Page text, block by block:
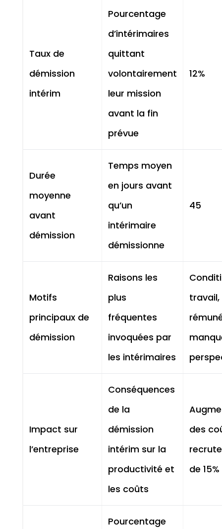
Taux de
démission
intérim
Pourcentage
d’intérimaires
quittant
volontairement
leur mission
avant la fin
prévue
12%
Durée
moyenne
avant
démission
Temps moyen
en jours avant
qu’un
intérimaire
démissionne
45
Motifs
principaux de
démission
Raisons les
plus
fréquentes
invoquées par
les intérimaires
travail,
Impact sur
l’entreprise
Conséquences
de la
démission
intérim sur la
productivité et
les coûts
des
de 15%
Pourcentage